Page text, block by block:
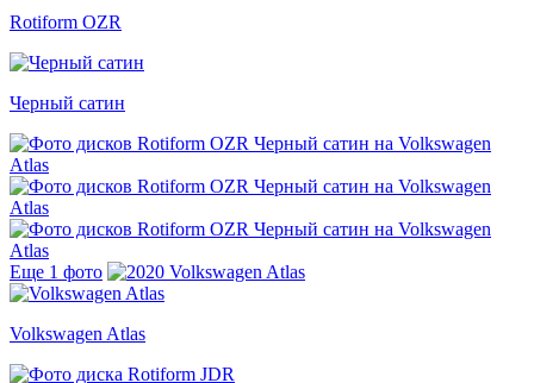
Rotiform OZR
Черный сатин
Еще 1 фото
Volkswagen Atlas